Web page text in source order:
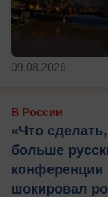
09.08.2026
В России
«Что
больше
конференции
шокировал